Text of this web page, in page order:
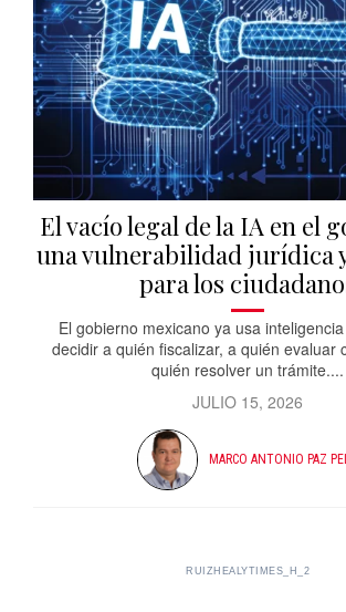
El vacío legal de la IA en el
una vulnerabilidad jurídica
para los
El gobierno mexicano ya usa
decidir a quién fiscalizar, a quién evaluar
quién resolver un trámite....
JULIO 15, 2026
MARCO ANTONIO PAZ
RUIZHEALYTIMES_H_2